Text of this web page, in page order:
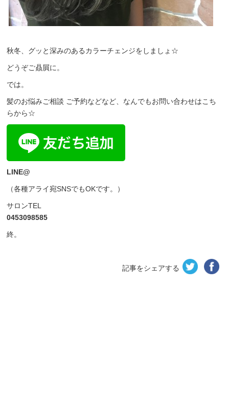
秋冬、グッと深みのあるカラーチェンジをしましょ☆
どうぞご贔屓に。
では。
髪のお悩みご相談 ご予約などなど、なんでもお問い合わせはこち
らから☆
LINE@
（各種アライ宛SNSでもOKです。）
サロンTEL
0453098585
終。
記事をシェアする